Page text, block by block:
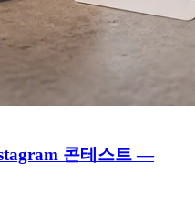
콘테스트 —